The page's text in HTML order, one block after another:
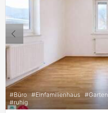
#Büro #Einfamilienhaus #Garten
#ruhig